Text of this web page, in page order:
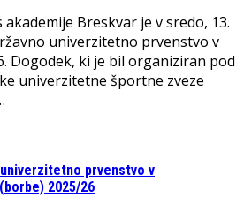
Breskvar je v sredo, 13.
univerzitetno prvenstvo v
Dogodek, ki je bil organiziran pod
univerzitetne športne zveze
prvenstvo v
2025/26